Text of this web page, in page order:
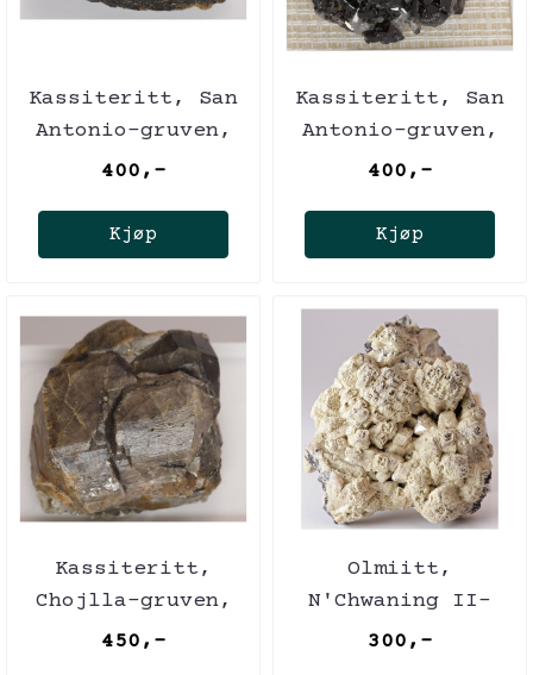
Kassiteritt, San
Antonio-gruven,
Bolivia
400,-
Kjøp
Kassiteritt, San
Antonio-gruven,
Bolivia
400,-
Kjøp
Kassiteritt,
Chojlla-gruven,
Bolivia
450,-
Olmiitt,
N'Chwaning II-
gruven, Sør-
300,-